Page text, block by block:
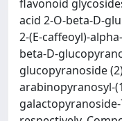
flavonoid
acid 2-O-beta-D-
2-(E-caffeoyl)-
beta-D-
glucopyranoside
arabinopyranosyl-